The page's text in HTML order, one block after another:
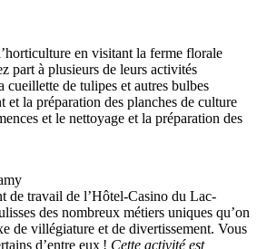
en visitant la ferme florale
part à plusieurs de leurs activités
cueillette de tulipes et autres bulbes
et la préparation des planches de culture
et le nettoyage et la préparation des
de travail de l’Hôtel-Casino du Lac-
des nombreux métiers uniques qu’on
de villégiature et de divertissement. Vous
d’entre eux ! Cette activité est